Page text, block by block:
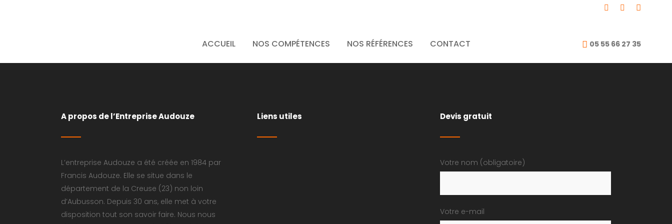
05 55 66 27 35
ACCUEIL NOS COMPÉTENCES NOS RÉFÉRENCES CONTACT
ITE3
A propos de l’Entreprise Audouze
L’entreprise Audouze a été créée en 1984 par
Francis Audouze. Elle se situe dans le
département de la Creuse (23) non loin
d’Aubusson. Depuis 30 ans, elle met à votre
disposition tout son savoir faire. Nous nous
Liens utiles Devis gratuit
Votre nom (obligatoire)
Votre e-mail